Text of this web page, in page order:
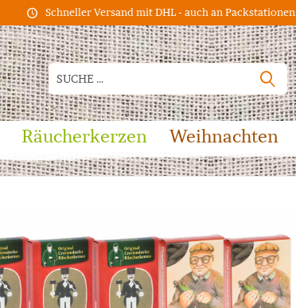
Schneller Versand mit DHL - auch an Packstationen
Räucherkerzen Weihnachten